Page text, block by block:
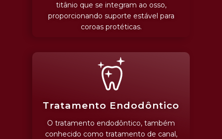
titânio que se integram ao osso,
proporcionando suporte estável para
coroas protéticas.
Tratamento Endodôntico
O tratamento endodôntico, também
conhecido como tratamento de canal,